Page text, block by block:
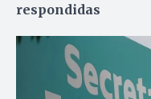
respondidas